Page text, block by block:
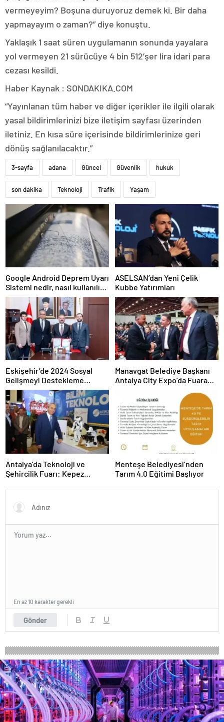
vermeyeyim? Boşuna duruyoruz demek ki. Bir daha
yapmayayım o zaman?” diye konuştu.
Yaklaşık 1 saat süren uygulamanın sonunda yayalara
yol vermeyen 21 sürücüye 4 bin 512’şer lira idari para
cezası kesildi.
Haber Kaynak : SONDAKIKA.COM
“Yayınlanan tüm haber ve diğer içerikler ile ilgili olarak
yasal bildirimlerinizi bize iletişim sayfası üzerinden
iletiniz. En kısa süre içerisinde bildirimlerinize geri
dönüş sağlanılacaktır.”
3-sayfa adana Güncel Güvenlik hukuk
son dakika Teknoloji Trafik Yaşam
Google Android Deprem Uyarı
Sistemi nedir, nasıl kullanılır?
Android Deprem Uyarı
Sistemi Açma Adımları!
ASELSAN’dan Yeni Çelik
Kubbe Yatırımları
Eskişehir’de 2024 Sosyal
Gelişmeyi Destekleme
Programı Projeleri İmzalandı
Manavgat Belediye Başkanı
Antalya City Expo’da Fuara
Antalya’da Teknoloji ve
Şehircilik Fuarı: Kepez
Menteşe Belediyesi’nden
Tarım 4.0 Eğitimi Başlıyor
Gönder
En az 10 karakter gerekli